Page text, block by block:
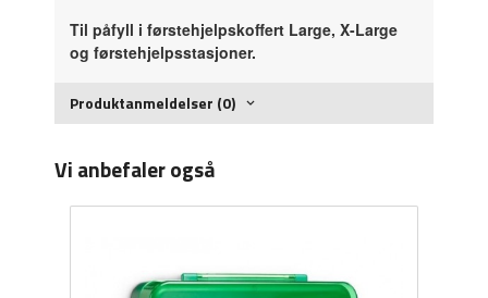
Til påfyll i førstehjelpskoffert Large, X-Large
og førstehjelpsstasjoner.
Produktanmeldelser (0)
Vi anbefaler også